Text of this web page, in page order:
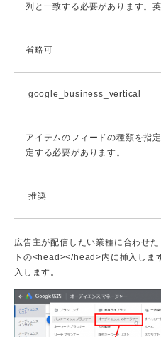
列と一致する必要があります。
省略可
google_business_vertical
アイテムのフィードの種類を指
定する必要があります。
推奨
広告主が配信したい業種に合わせ
トの<head></head>内に挿入しま
入します。